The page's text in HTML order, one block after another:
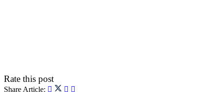
Rate this post
Share Article: